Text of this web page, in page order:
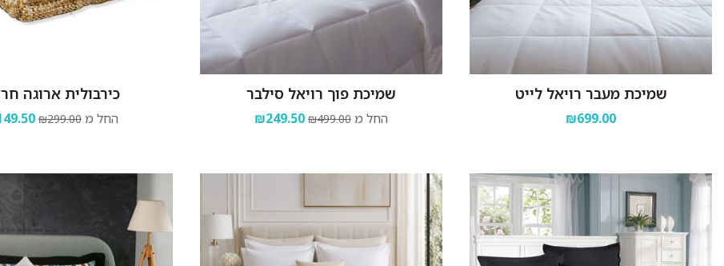
שמיכת מעבר רויאל לייט
₪699.00
שמיכת פוך רויאל סילבר
החל מ ₪499.00
₪249.50
כירבולית ארוגה
החל מ ₪299.00